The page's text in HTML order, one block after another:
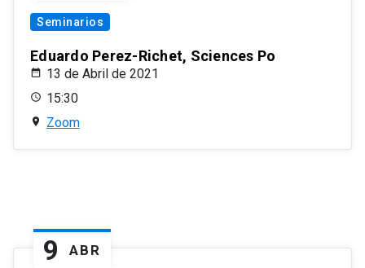
Seminarios
Eduardo Perez-Richet, Sciences Po
13 de Abril de 2021
15:30
Zoom
9 ABR